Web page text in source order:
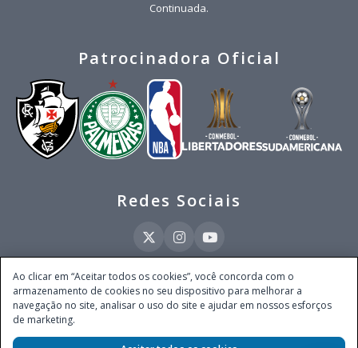
Continuada.
Patrocinadora Oficial
Redes Sociais
Este site é operado pela Ventmear Brasil LTDA (CNPJ 52.868.380/0001-84), com
endereço na Avenida Brigadeiro Faria Lima, nº 4.055, 3º andar, Itaim Bibi, no
Município de São Paulo, Estado de São Paulo, CEP 04538-133, Brasil - empresa
autorizada a operar apostas de quota fixa em todo território nacional pela
Ao clicar em “Aceitar todos os cookies”, você concorda com o
armazenamento de cookies no seu dispositivo para melhorar a
navegação no site, analisar o uso do site e ajudar em nossos esforços
de marketing.